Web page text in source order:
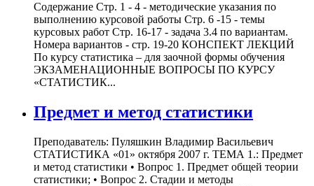
Содержание Стр. 1 - 4 - методические указания по
выполнению курсовой работы Стр. 6 -15 - темы
курсовых работ Стр. 16-17 - задача 3.4 по вариантам.
Номера вариантов - стр. 19-20 КОНСПЕКТ ЛЕКЦИЙ
По курсу статистика – для заочной формы обучения
ЭКЗАМЕНАЦИОННЫЕ ВОПРОСЫ ПО КУРСУ
«СТАТИСТИК...
Предмет и метод статистики
Преподаватель: Пуляшкин Владимир Васильевич
СТАТИСТИКА «01» октября 2007 г. ТЕМА 1.: Предмет
и метод статистики • Вопрос 1. Предмет общей теории
статистики; • Вопрос 2. Стадии и методы